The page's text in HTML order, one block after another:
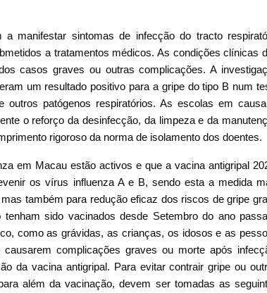
manifestar sintomas de infecção do tracto
a tratamentos médicos. As condições clínicas
casos graves ou outras complicações. A
um resultado positivo para a gripe do tipo B num
patógenos respiratórios. As escolas em
o reforço da desinfecção, da limpeza e da
rigoroso da norma de isolamento dos doentes.
em Macau estão activos e que a vacina antigripal
os vírus influenza A e B, sendo esta a medida
também para redução eficaz dos riscos de gripe
sido vacinados desde Setembro do ano
como as grávidas, as crianças, os idosos e as
complicações graves ou morte após
da vacina antigripal. Para evitar contrair gripe ou
além da vacinação, devem ser tomadas as